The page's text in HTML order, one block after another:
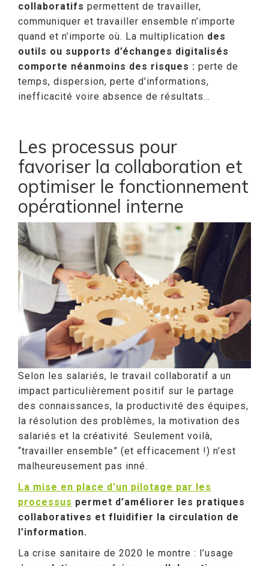
collaboratifs permettent de travailler,
communiquer et travailler ensemble n’importe
quand et n’importe où. La multiplication des
outils ou supports d’échanges digitalisés
comporte néanmoins des risques : perte de
temps, dispersion, perte d’informations,
inefficacité voire absence de résultats…
Les processus pour
favoriser la collaboration et
optimiser le fonctionnement
opérationnel interne
Selon les salariés, le travail collaboratif a un
impact particulièrement positif sur le partage
des connaissances, la productivité des équipes,
la résolution des problèmes, la motivation des
salariés et la créativité. Seulement voilà,
“travailler ensemble” (et efficacement !) n’est
malheureusement pas inné.
La mise en place d’un pilotage par les
processus permet d’améliorer les pratiques
collaboratives et fluidifier la circulation de
l’information.
La crise sanitaire de 2020 le montre : l’usage